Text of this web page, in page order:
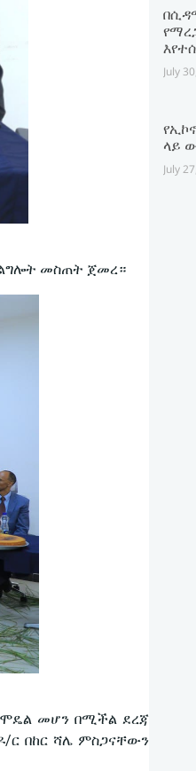
መስጠት ጀመረ።
ሞዴል መሆን በሚችል ደረጃ
ር በከር ሻሌ ምስጋናቸውን
July
ላይ
July